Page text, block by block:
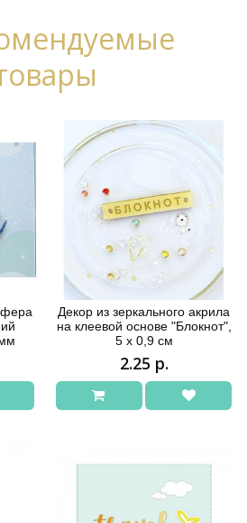
Декор из зеркального акрила
на клеевой основе "Блокнот",
5 х 0,9 см
2.25 р.